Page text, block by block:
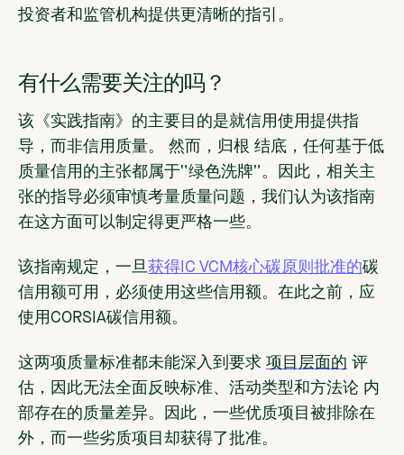
投资者和监管机构提供更清晰的指引。
有什么需要关注的吗？
该《实践指南》的主要目的是就信用使用提供指
导，而非信用质量。
然而， 归根 结底，任何基于低
质量信用的主张都属于“绿色洗牌”。因此，相关主
张的指导必须审慎考量质量问题，我们认为该指南
在这方面可以制定得更严格一些。
该指南规定，一旦获得IC VCM核心碳原则批准的碳
信用额可用，必须使用这些信用额。在此之前，应
使用CORSIA碳信用额。
这两项质量标准都未能深入到要求 项目层面的 评
估，因此无法全面反映标准、 活动类型和方法论 内
部存在的质量差异。因此，一些优质项目被排除在
外，而一些劣质项目却获得了批准。